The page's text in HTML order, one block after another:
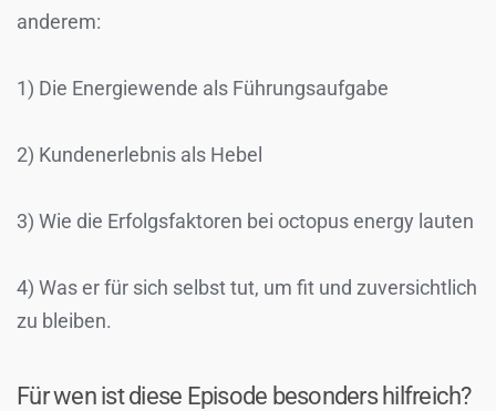
anderem:
1) Die Energiewende als Führungsaufgabe
2) Kundenerlebnis als Hebel
3) Wie die Erfolgsfaktoren bei octopus energy lauten
4) Was er für sich selbst tut, um fit und zuversichtlich
zu bleiben.
Für wen ist diese Episode besonders hilfreich?